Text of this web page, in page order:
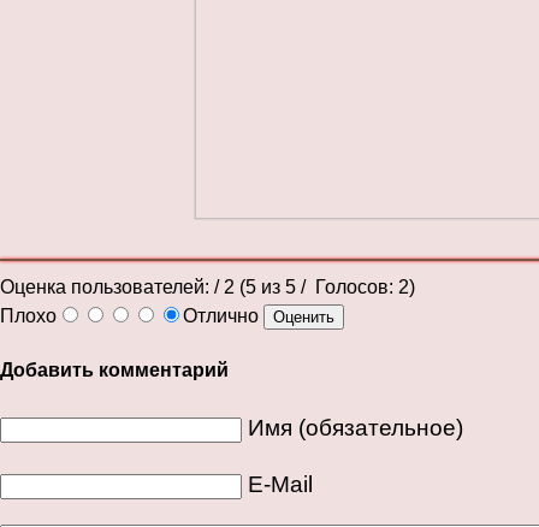
Оценка пользователей: / 2 (5 из 5 / Голосов: 2)
Плохо
Отлично
Добавить комментарий
Имя (обязательное)
E-Mail